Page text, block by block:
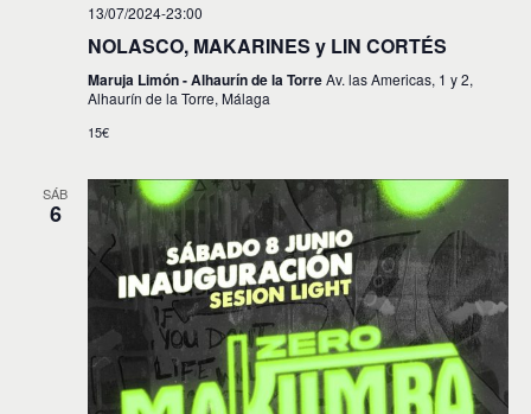
13/07/2024-23:00
NOLASCO, MAKARINES y LIN CORTÉS
Maruja Limón - Alhaurín de la TorreAv. las Americas, 1 y 2,
Alhaurín de la Torre, Málaga
15€
SÁB
6